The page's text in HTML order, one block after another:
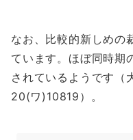
なお、比較的新しめの
ています。ほぼ同時期
されているようです（
20(ワ)10819）。